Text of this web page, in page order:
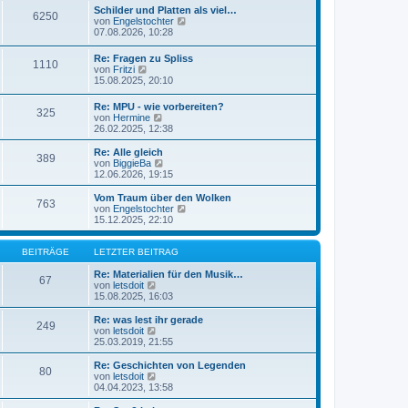
t
r
r
B
e
i
r
a
g
e
s
t
e
r
B
i
t
r
a
g
6250
Schilder und Platten als viel…
von Engelstochter
s
r
B
t
07.08.2026, 10:28
1110
Re: Fragen zu Spliss
von Fritzi
e
e
s
t
e
r
B
e
i
t
r
a
g
15.08.2025, 20:10
325
Re: MPU - wie vorbereiten?
von Hermine
e
u
t
B
e
i
t
r
a
g
26.02.2025, 12:38
389
Re: Alle gleich
von BiggieBa
e
u
e
s
t
r
B
e
r
12.06.2026, 19:15
763
Vom Traum über den Wolken
von Engelstochter
u
e
t
e
e
i
15.12.2025, 22:10
BEITRÄGE LETZTER BEITRAG
67
Re: Materialien für den Musik…
von letsdoit
e
u
e
t
r
B
e
i
15.08.2025, 16:03
249
Re: was lest ihr gerade
von letsdoit
e
u
e
t
25.03.2019, 21:55
80
Re: Geschichten von Legenden
von letsdoit
e
u
04.04.2023, 13:58